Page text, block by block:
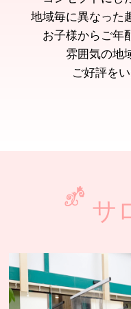
地域毎に異なった
お子様からご年
雰囲気の地
ご好評を
サ